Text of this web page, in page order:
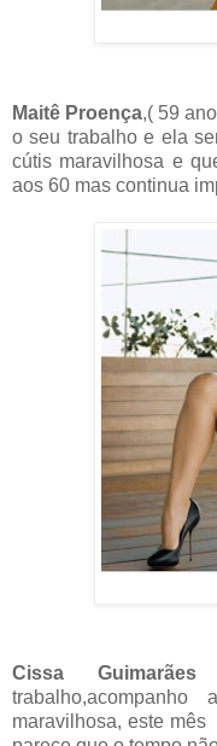
Maitê Proença,( 59
o seu trabalho e ela
cútis maravilhosa e
aos 60 mas continua
Cissa Guimarães
maravilhosa, este